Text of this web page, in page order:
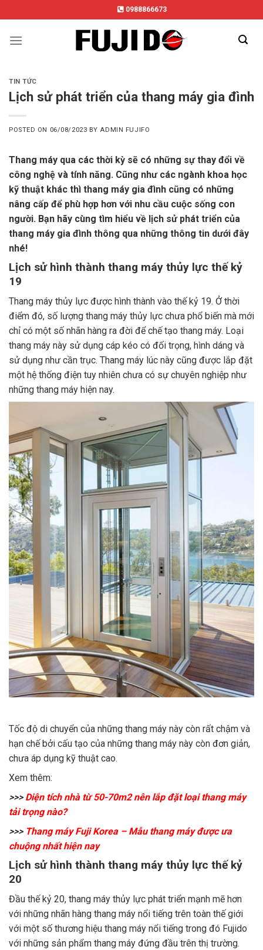
to
content
0988866673
TIN TỨC
Lịch sử phát triển của thang máy gia đình
POSTED ON 06/08/2023 BY ADMIN FUJIFO
Thang máy qua các thời kỳ sẽ có những sự thay đổi về
công nghệ và tính năng. Cũng như các ngành khoa học
kỹ thuật khác thì thang máy gia đình cũng có những
nâng cấp để phù hợp hơn với nhu cầu cuộc sống con
người. Bạn hãy cùng tìm hiểu về lịch sử phát triển của
thang máy gia đình thông qua những thông tin dưới đây
nhé!
Lịch sử hình thành thang máy thủy lực thế kỷ
19
Thang máy thủy lực được hình thành vào thế kỷ 19. Ở thời
điểm đó, số lượng thang máy thủy lực chưa phổ biến mà mới
chỉ có một số nhãn hàng ra đời để chế tạo thang máy. Loại
thang máy này sử dụng cáp kéo có đối trọng, hình dáng và
sử dụng như cần trục. Thang máy lúc này cũng được lắp đặt
một hệ thống điện tuy nhiên chưa có sự chuyên nghiệp như
những thang máy hiện nay.
Tốc độ di chuyển của những thang máy này còn rất chậm và
hạn chế bởi cấu tạo của những thang máy này còn đơn giản,
chưa áp dụng kỹ thuật cao.
Xem thêm:
>>> Diện tích nhà từ 50-70m2 nên lắp đặt loại thang máy
tải trọng nào?
>>> Thang máy Fuji Korea – Mẫu thang máy được ưa
chuộng nhất hiện nay
Lịch sử hình thành thang máy thủy lực thế kỷ
20
Đầu thế kỷ 20, thang máy thủy lực phát triển mạnh mẽ hơn
với những nhãn hàng thang máy nổi tiếng trên toàn thế giới
với một số thương hiệu thang máy nổi tiếng trong đó Fujido
với những sản phẩm thang máy đứng đầu trên thị trường.